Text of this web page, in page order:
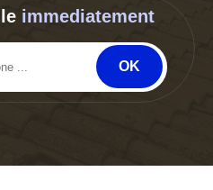
immediatement